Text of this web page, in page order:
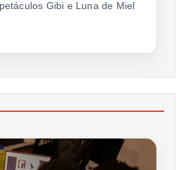
Gibi e Luna de Miel